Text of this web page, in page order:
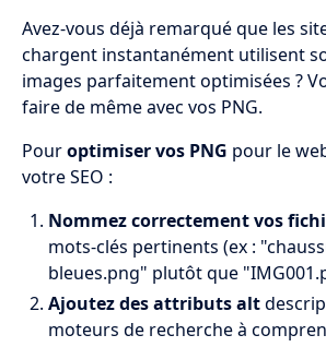
Avez-vous déjà remarqué que les
chargent instantanément utilisent
images parfaitement optimisées ?
faire de même avec vos PNG.
Pouroptimiser vos PNG pour le
votre SEO :
Nommez correctement vos
mots-clés pertinents (ex :
bleues.png" plutôt que
Ajoutez des attributs alt
moteurs de recherche à